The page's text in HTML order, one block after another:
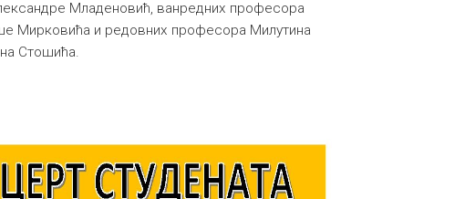
Младеновић, ванредних професора
Мирковића и редовних професора Милутина
Стошића.